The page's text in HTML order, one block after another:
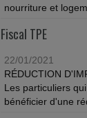
nourriture et
Fiscal TPE
22/01/2021
RÉDUCTION
Les particuliers
bénéficier d'une